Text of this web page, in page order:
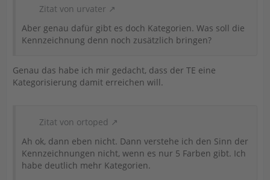
Zitat von urvater
Aber genau dafür gibt es doch Kategorien. Was soll die
Kennzeichnung denn noch zusätzlich bringen?
Genau das habe ich mir gedacht, dass der TE eine
Kategorisierung damit erreichen will.
Zitat von ortoped
Ah ok, dann eben nicht. Dann verstehe ich den Sinn der
Kennzeichnungen nicht, wenn es nur 5 Farben gibt. Ich
habe deutlich mehr Kategorien.